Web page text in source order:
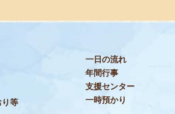
り等
一日の流れ
年間行事
支援センター
一時預かり